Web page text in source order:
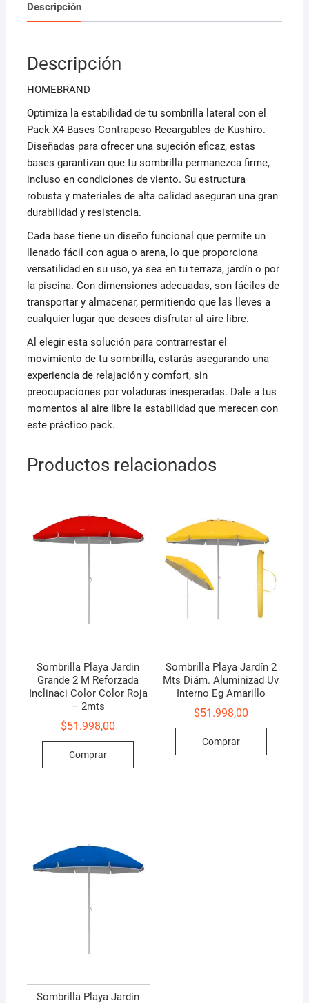
Descripción
Descripción
HOMEBRAND
Optimiza la estabilidad de tu sombrilla lateral con el
Pack X4 Bases Contrapeso Recargables de Kushiro.
Diseñadas para ofrecer una sujeción eficaz, estas
bases garantizan que tu sombrilla permanezca firme,
incluso en condiciones de viento. Su estructura
robusta y materiales de alta calidad aseguran una gran
durabilidad y resistencia.
Cada base tiene un diseño funcional que permite un
llenado fácil con agua o arena, lo que proporciona
versatilidad en su uso, ya sea en tu terraza, jardín o por
la piscina. Con dimensiones adecuadas, son fáciles de
transportar y almacenar, permitiendo que las lleves a
cualquier lugar que desees disfrutar al aire libre.
Al elegir esta solución para contrarrestar el
movimiento de tu sombrilla, estarás asegurando una
experiencia de relajación y comfort, sin
preocupaciones por voladuras inesperadas. Dale a tus
momentos al aire libre la estabilidad que merecen con
este práctico pack.
Productos relacionados
Sombrilla Playa Jardin
Grande 2 M Reforzada
Inclinaci Color Color Roja
– 2mts
$51.998,00
Comprar
Sombrilla Playa Jardín 2
Mts Diám. Aluminizad Uv
Interno Eg Amarillo
$51.998,00
Comprar
Sombrilla Playa Jardin